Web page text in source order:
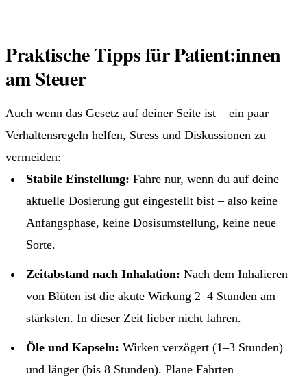
Praktische Tipps für Patient:innen
am Steuer
Auch wenn das Gesetz auf deiner Seite ist – ein paar
Verhaltensregeln helfen, Stress und Diskussionen zu
vermeiden:
Stabile Einstellung: Fahre nur, wenn du auf deine
aktuelle Dosierung gut eingestellt bist – also keine
Anfangsphase, keine Dosisumstellung, keine neue
Sorte.
Zeitabstand nach Inhalation: Nach dem Inhalieren
von Blüten ist die akute Wirkung 2–4 Stunden am
stärksten. In dieser Zeit lieber nicht fahren.
Öle und Kapseln: Wirken verzögert (1–3 Stunden)
und länger (bis 8 Stunden). Plane Fahrten